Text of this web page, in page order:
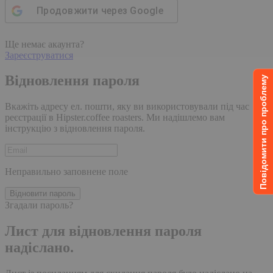
Повідомити про проблему
Продовжити через Google
Ще немає акаунта?
Зареєструватися
Відновлення пароля
Вкажіть адресу ел. пошти, яку ви використовували під час
реєстрації в Hipster.coffee roasters. Ми надішлемо вам
інструкцію з відновлення пароля.
Неправильно заповнене поле
Відновити пароль
Згадали пароль?
Лист для відновлення пароля
надіслано.